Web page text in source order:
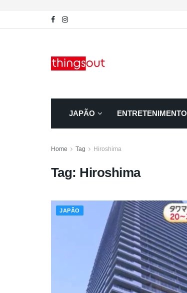
JAPÃO ENTRETENIMENTO
Home Tag Hiroshima
Tag: Hiroshima
JAPÃO